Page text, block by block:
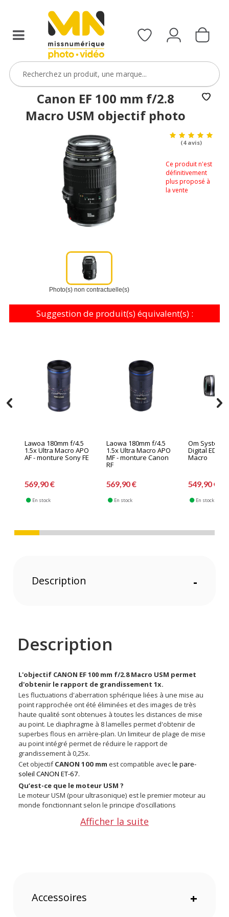
Canon EF 100 mm f/2.8
Macro USM objectif photo
Photo(s) non contractuelle(s)
(4 avis)
Ce produit n'est
définitivement
plus proposé à
la vente
Suggestion de produit(s) équivalent(s) :
Lawoa 180mm f/4.5
1.5x Ultra Macro APO
AF - monture Sony FE
569,90 €
En stock
Laowa 180mm f/4.5
1.5x Ultra Macro APO
MF - monture Canon
RF
569,90 €
En stock
Om System
Digital ED
Macro
549,90 €
En stock
Description -
Description
L'objectif CANON EF 100 mm f/2.8 Macro USM permet
d'obtenir le rapport de grandissement 1x.
Les fluctuations d'aberration sphérique liées à une mise au
point rapprochée ont été éliminées et des images de très
haute qualité sont obtenues à toutes les distances de mise
au point. Le diaphragme à 8 lamelles permet d'obtenir de
superbes flous en arrière-plan. Un limiteur de plage de mise
au point intégré permet de réduire le rapport de
grandissement à 0,25x.
Cet objectifCANON 100 mm est compatible avecle pare-
soleil CANON ET-67.
Qu’est-ce que le moteur USM ?
Le moteur USM (pour ultrasonique) est le premier moteur au
monde fonctionnant selon le principe d’oscillations
silencieuse. Il est plus rapide que l’œil humain.
Angle de champ diagonal : 24°
Construction optique (lentilles/groupes) : 12/8
Afficher la suite
Accessoires +